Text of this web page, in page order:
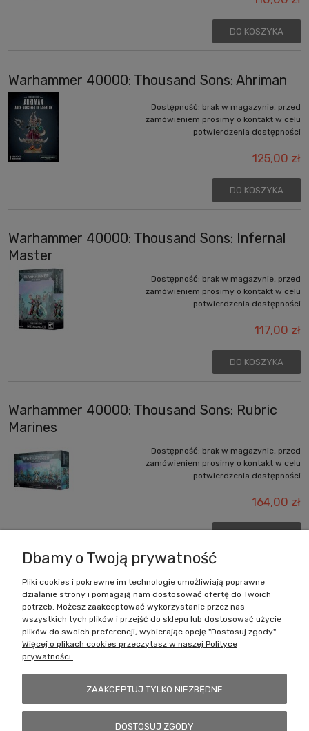
DO KOSZYKA
Warhammer 40000: Thousand Sons: Ahriman
Dostępność: brak w magazynie, przed
zamówieniem prosimy o kontakt w celu
potwierdzenia dostępności
125,00 zł
DO KOSZYKA
Warhammer 40000: Thousand Sons: Infernal
Master
Dostępność: brak w magazynie, przed
zamówieniem prosimy o kontakt w celu
potwierdzenia dostępności
117,00 zł
DO KOSZYKA
Warhammer 40000: Thousand Sons: Rubric
Marines
Dostępność: brak w magazynie, przed
zamówieniem prosimy o kontakt w celu
potwierdzenia dostępności
164,00 zł
Zakupy
Pomoc
Dbamy o Twoją prywatność
Pliki cookies i pokrewne im technologie umożliwiają poprawne
działanie strony i pomagają nam dostosować ofertę do Twoich
potrzeb. Możesz zaakceptować wykorzystanie przez nas
wszystkich tych plików i przejść do sklepu lub dostosować użycie
plików do swoich preferencji, wybierając opcję "Dostosuj zgody".
Więcej o plikach cookies przeczytasz w naszej Polityce
prywatności.
ZAAKCEPTUJ TYLKO NIEZBĘDNE
DOSTOSUJ ZGODY